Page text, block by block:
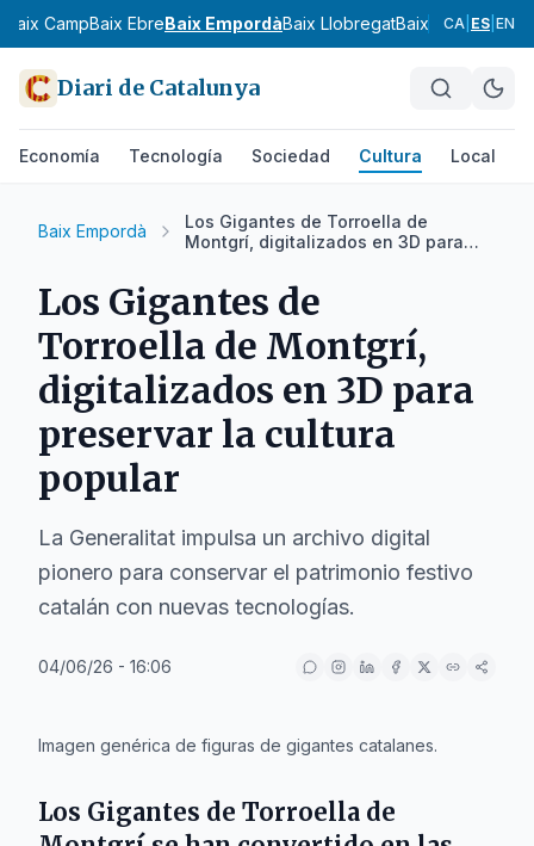
Baix CampBaix EbreBaix EmpordàBaix LlobregatBaix Penedès
CA ES EN
Diari de Catalunya
Economía Tecnología Sociedad Cultura Local
Baix Empordà
Los Gigantes de Torroella de
Montgrí, digitalizados en 3D para
Los Gigantes de
Torroella de Montgrí,
digitalizados en 3D para
preservar la cultura
popular
La Generalitat impulsa un archivo digital
pionero para conservar el patrimonio festivo
catalán con nuevas tecnologías.
04/06/26 - 16:06
Imagen genérica de figuras de gigantes catalanes.
Los Gigantes de Torroella de